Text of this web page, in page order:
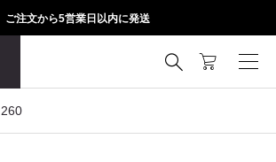
ご注文から5営業日以内に発送

260